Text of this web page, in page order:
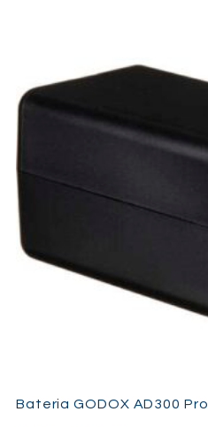
Bateria GODOX AD300 Pro